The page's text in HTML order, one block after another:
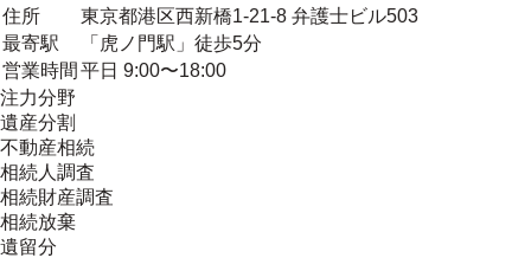
住所
東京都港区西新橋1-21-8 弁護士ビル503
最寄駅
「虎ノ門駅」徒歩5分
営業時間 平日 9:00〜18:00
注力分野
遺産分割
不動産相続
相続人調査
相続財産調査
相続放棄
遺留分